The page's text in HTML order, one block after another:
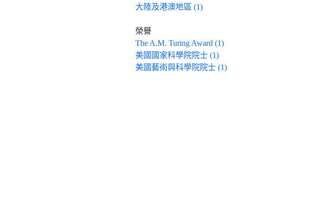
大陸及港澳地區 (1)
榮譽
The A.M. Turing Award (1)
美國國家科學院院士 (1)
美國藝術與科學院院士 (1)